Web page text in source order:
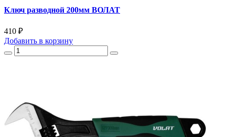
Ключ разводной 200мм ВОЛАТ
410 ₽
Добавить в корзину